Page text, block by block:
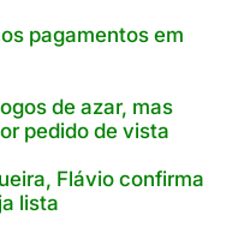
pagamentos em
de azar, mas
pedido de vista
Flávio confirma
lista